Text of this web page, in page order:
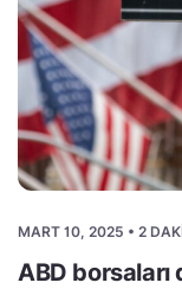
MART 10, 2025 • 2
ABD borsaları